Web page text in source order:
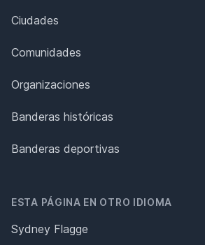
Ciudades
Comunidades
Organizaciones
Banderas históricas
Banderas deportivas
ESTA PÁGINA EN OTRO IDIOMA
Sydney Flagge